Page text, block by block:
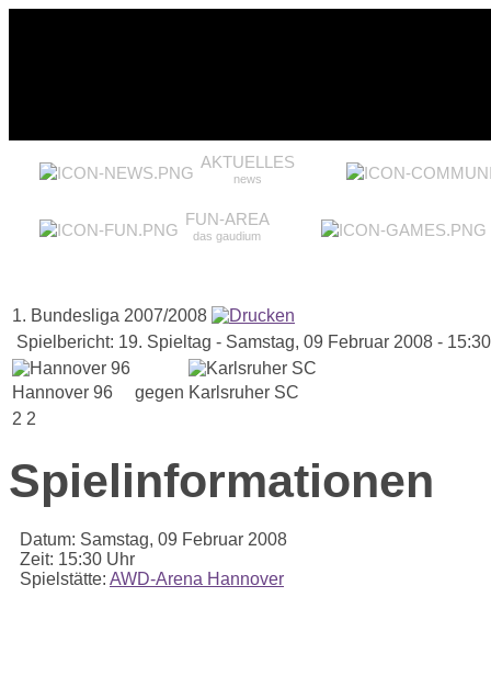
AKTUELLES
news
FUN-AREA
das gaudium
1. Bundesliga 2007/2008
Spielbericht: 19. Spieltag - Samstag, 09 Februar 2008 -
Hannover 96 gegen Karlsruher SC
2 2
Spielinformationen
Datum: Samstag, 09 Februar 2008
Zeit: 15:30 Uhr
Spielstätte: AWD-Arena Hannover